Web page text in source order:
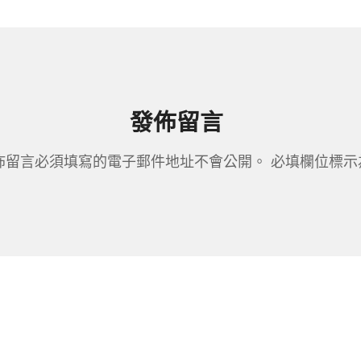
發佈留言
留言必須填寫的電子郵件地址不會公開。 必填欄位標